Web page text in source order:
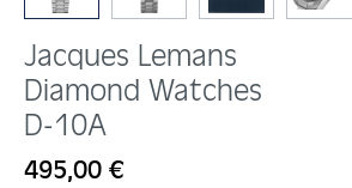
Jacques Lemans
Diamond Watches
D-10A
Regulärer Preis:
495,00 €